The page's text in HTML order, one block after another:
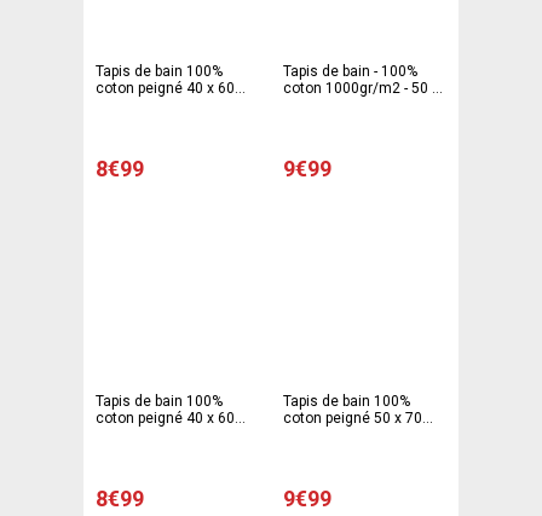
Tapis de bain 100%
coton peigné 40 x 60
8€99
Tapis de bain - 100%
coton 1000gr/m2 - 50 x
9€99
Tapis de bain 100%
coton peigné 40 x 60
8€99
Tapis de bain 100%
coton peigné 50 x 70
9€99